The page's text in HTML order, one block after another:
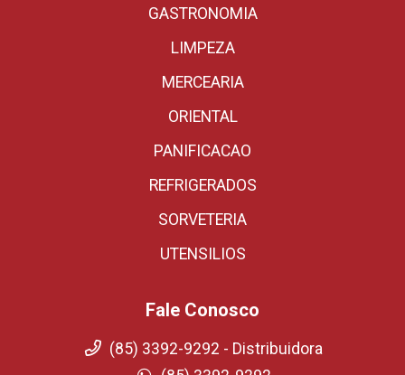
GASTRONOMIA
LIMPEZA
MERCEARIA
ORIENTAL
PANIFICACAO
REFRIGERADOS
SORVETERIA
UTENSILIOS
Fale Conosco
(85) 3392-9292 - Distribuidora